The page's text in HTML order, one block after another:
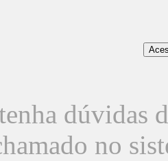
dúvidas
no